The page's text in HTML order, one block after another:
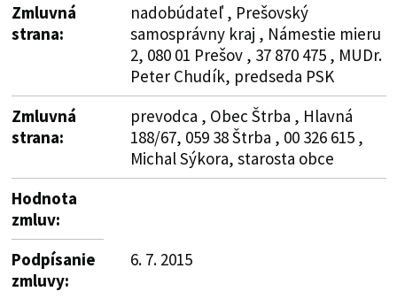
Zmluvná
strana:
nadobúdateľ , Prešovský
samosprávny kraj , Námestie mieru
2, 080 01 Prešov , 37 870 475 , MUDr.
Peter Chudík, predseda PSK
Zmluvná
strana:
prevodca , Obec Štrba , Hlavná
188/67, 059 38 Štrba , 00 326 615 ,
Michal Sýkora, starosta obce
Hodnota
zmluv:
Podpísanie
zmluvy:
6. 7. 2015